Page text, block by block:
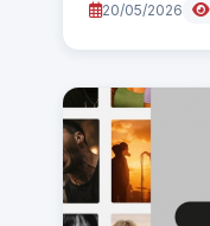
20/05/2026